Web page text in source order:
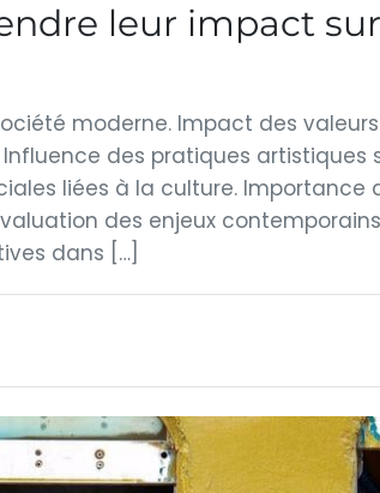
leur impact
moderne. Impact des valeurs
des pratiques artistiques
liées à la culture. Importance
des enjeux
dans […]